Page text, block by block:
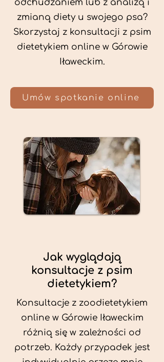
odchudzaniem lub z analizą i
zmianą diety u swojego psa?
Skorzystaj z konsultacji z psim
dietetykiem online w Górowie
Iławeckim.
Umów spotkanie online
Jak wyglądają
konsultacje z psim
dietetykiem?
Konsultacje z zoodietetykiem
online w Górowie Iławeckim
różnią się w zależności od
potrzeb. Każdy przypadek jest